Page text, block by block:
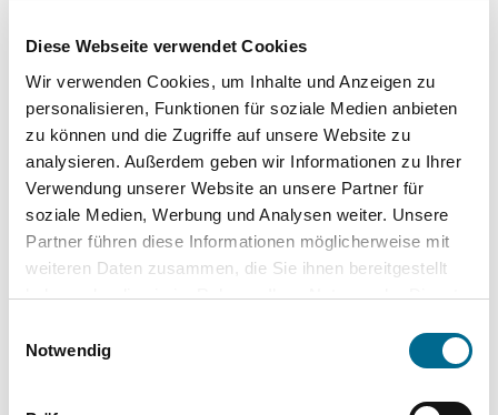
Diese Webseite verwendet Cookies
Wir verwenden Cookies, um Inhalte und Anzeigen zu
personalisieren, Funktionen für soziale Medien anbieten
zu können und die Zugriffe auf unsere Website zu
analysieren. Außerdem geben wir Informationen zu Ihrer
Verwendung unserer Website an unsere Partner für
soziale Medien, Werbung und Analysen weiter. Unsere
Partner führen diese Informationen möglicherweise mit
weiteren Daten zusammen, die Sie ihnen bereitgestellt
haben oder die sie im Rahmen Ihrer Nutzung der Dienste
Cookies, wenn Sie unsere Webseite weiterhin nutzen.
Notwendig
Unsere Vorteile
wuddi Leasing Kauf
Versicherung ✔ - -
-